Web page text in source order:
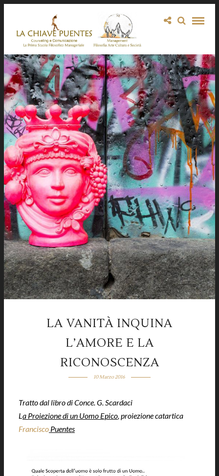
LA VANITÀ INQUINA
L’AMORE E LA
RICONOSCENZA
10 Marzo 2016
Tratto dal libro di Conce. G. Scardaci
La Proiezione di un Uomo Epico, proiezione catartica
Francisco Puentes